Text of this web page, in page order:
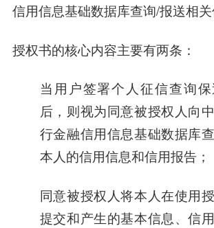
信用信息基础数据库查询/报送相关
授权书的核心内容主要有两条：
当用户签署个人征信查询
后，则视为同意被授权人向
行金融信用信息基础数据库
本人的信用信息和信用报告；
同意被授权人将本人在使用
提交和产生的基本信息、信